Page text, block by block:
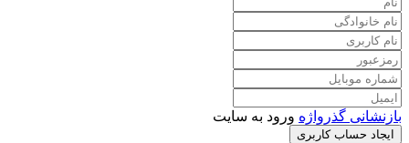
بازنشانی گذرواژه ورود به سایت
ایجاد حساب کاربری